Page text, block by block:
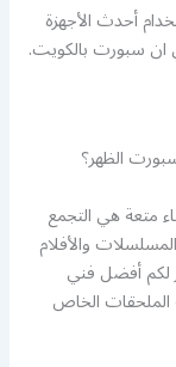
أحدث الأجهزة
ان سبورت بالكويت.
الظهر؟
متعة هي التجمع
والأفلام
لكم أفضل فني
الخاص